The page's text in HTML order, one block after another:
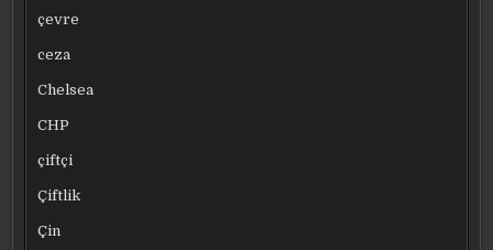
çevre
ceza
Chelsea
CHP
çiftçi
Çiftlik
Çin